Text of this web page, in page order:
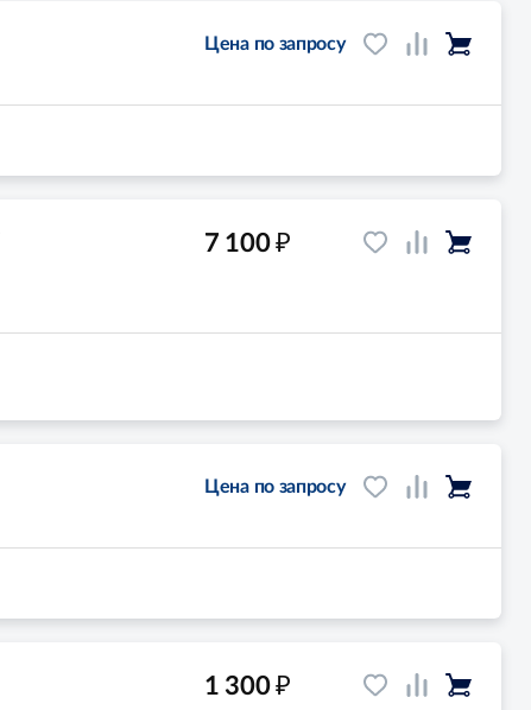
Цена по запросу
7 100₽
Цена по запросу
1 300₽